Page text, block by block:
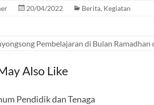
A
p
a
g
20/04/2022 Berita, Kegiatan
Pembelajaran di Bulan
Also Like
Pendidik dan Tenaga